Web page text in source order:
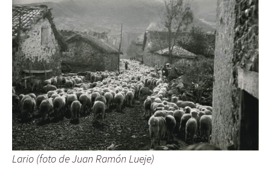
Lario (foto de Juan Ramón Lueje)